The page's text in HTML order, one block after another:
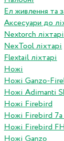
Ел живлення та
Аксесуари до
Nextorch ліхтарі
NexTool ліхтарі
Flextail ліхтарі
Ножі
Ножі Ganzo-
Ножі Adimanti
Ножі Firebird
Ножі Firebird 7а
Ножі Firebird